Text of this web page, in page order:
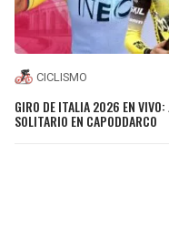
CICLISMO
GIRO DE ITALIA 2026 EN VIVO:
SOLITARIO EN CAPODDARCO